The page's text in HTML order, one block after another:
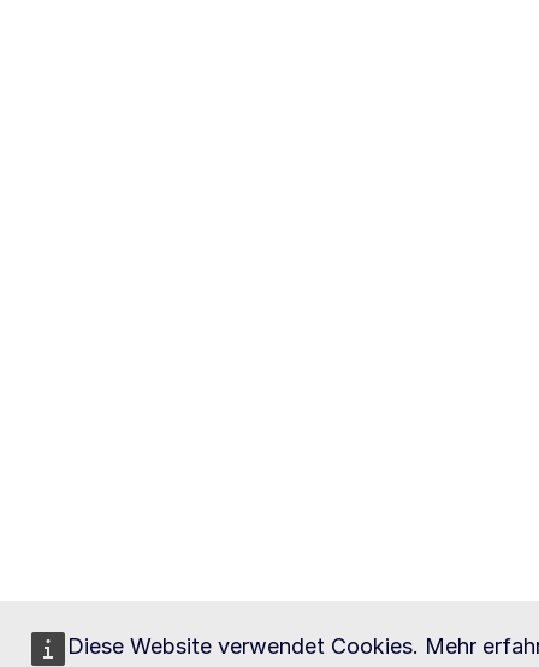
Diese Website verwendet Cookies. Mehr